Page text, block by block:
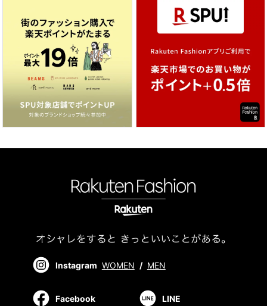
Instagram WOMEN / MEN
Facebook LINE